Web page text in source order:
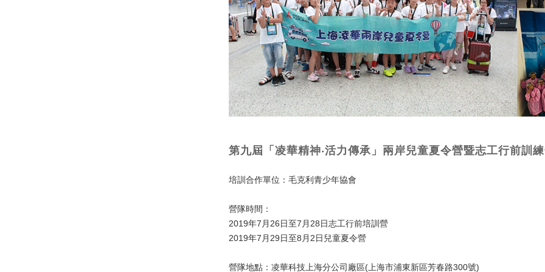
第九屆「凌華精神‧活力傳承」兩岸兒童夏令營暨志工行前訓
培訓合作單位：毛克利青少年協會
營隊時間：
2019年7月26日至7月28日志工行前培訓營
2019年7月29日至8月2日兒童夏令營
營隊地點：凌華科技上海分公司廠區(上海市浦東新區芳春路300號)